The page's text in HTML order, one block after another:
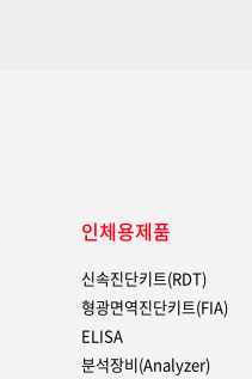
인체용제품
신속진단키트(RDT)
형광면역진단키트(FIA)
ELISA
분석장비(Analyzer)